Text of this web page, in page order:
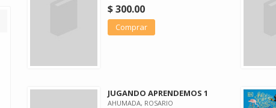
$ 300.00
Comprar
JUGANDO APRENDEMOS 1
AHUMADA, ROSARIO